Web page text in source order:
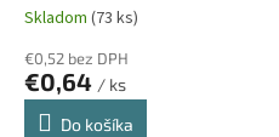
Skladom (73 ks)
€0,52 bez DPH
€0,64 / ks
Do košíka